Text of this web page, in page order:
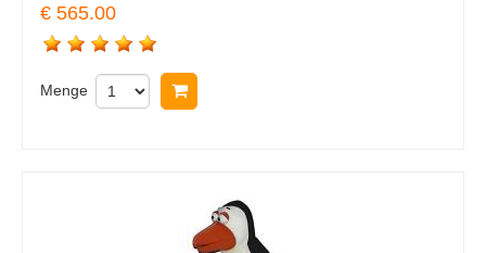
€ 565.00
Menge